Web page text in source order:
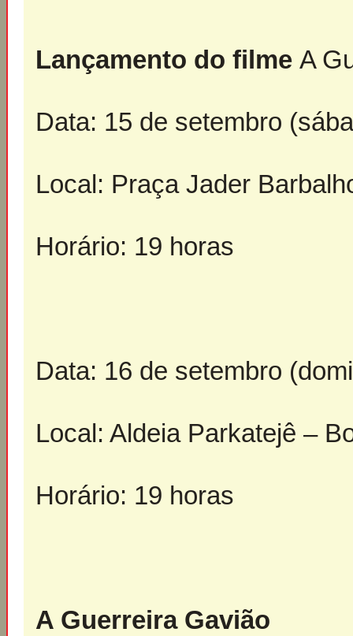
Lançamento do filme A
Data: 15 de setembro
Local: Praça Jader
Horário: 19 horas
Data: 16 de setembro
Local: Aldeia Parkatejê –
Horário: 19 horas
A Guerreira Gavião